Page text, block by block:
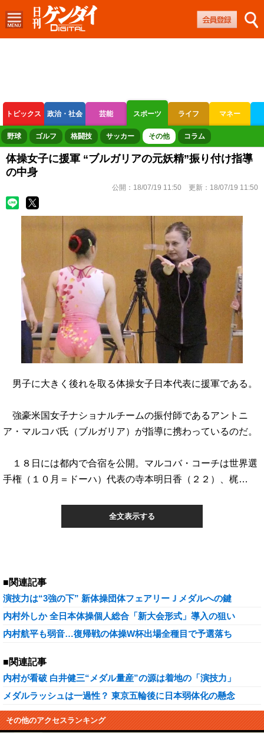
トピックス 政治・社会 芸能 スポーツ ライフ マネー
ボートレース 競輪 オートレース
野球 ゴルフ 格闘技 サッカー その他 コラム
体操女子に援軍 “ブルガリアの元妖精”振り付け指導
の中身
公開： 18/07/19 11:50 更新： 18/07/19 11:50
男子に大きく後れを取る体操女子日本代表に援軍である。
強豪米国女子ナショナルチームの振付師であるアントニ
ア・マルコバ氏（ブルガリア）が指導に携わっているのだ。
１８日には都内で合宿を公開。マルコバ・コーチは世界選
手権（１０月＝ドーハ）代表の寺本明日香（２２）、梶…
全文表示する
■関連記事
演技力は“3強の下” 新体操団体フェアリーＪメダルへの鍵
内村外しか 全日本体操個人総合「新大会形式」導入の狙い
内村航平も弱音…復帰戦の体操W杯出場全種目で予選落ち
■関連記事
内村が看破 白井健三“メダル量産”の源は着地の「演技力」
メダルラッシュは一過性？ 東京五輪後に日本弱体化の懸念
その他のアクセスランキング